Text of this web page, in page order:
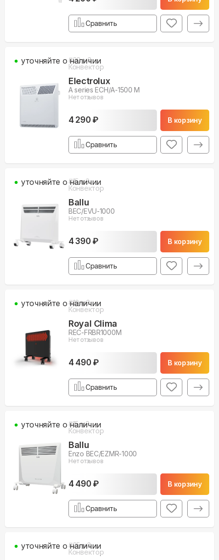
Сравнить
#20м3
Конвектор
Electrolux
A series ECH/A-1500 M
Нет отзывов
4 290 ₽ В корзину
уточняйте о наличии
Сравнить
#15м3
Конвектор
Ballu
BEC/EVU-1000
Нет отзывов
4 390 ₽ В корзину
уточняйте о наличии
Сравнить
#10м3
Конвектор
Royal Clima
REC-FRBR1000M
Нет отзывов
4 490 ₽ В корзину
уточняйте о наличии
Сравнить
#15м3
Конвектор
Ballu
Enzo BEC/EZMR-1000
Нет отзывов
4 490 ₽ В корзину
уточняйте о наличии
Сравнить
#25м3
Конвектор
уточняйте о наличии